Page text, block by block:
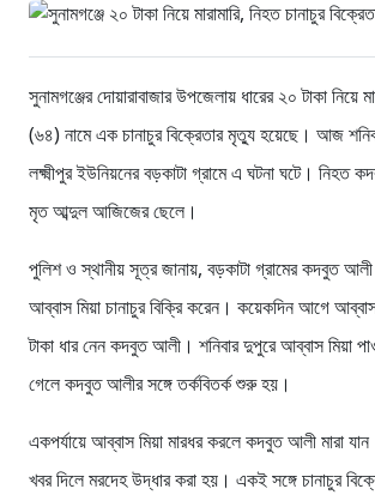
সুনামগঞ্জের দোয়ারাবাজার উপজেলায় ধারের ২০ টাকা নিয়ে
(৬৪) নামে এক চানাচুর বিক্রেতার মৃত্যু হয়েছে। আজ
লক্ষ্মীপুর ইউনিয়নের বড়কাটা গ্রামে এ ঘটনা ঘটে। নিহত
মৃত আব্দুল আজিজের ছেলে।
পুলিশ ও স্থানীয় সূত্র জানায়, বড়কাটা গ্রামের কদবুত
আব্বাস মিয়া চানাচুর বিক্রি করেন। কয়েকদিন আগে
টাকা ধার নেন কদবুত আলী। শনিবার দুপুরে আব্বাস মিয়া
গেলে কদবুত আলীর সঙ্গে তর্কবিতর্ক শুরু হয়।
একপর্যায়ে আব্বাস মিয়া মারধর করলে কদবুত আলী মারা
খবর দিলে মরদেহ উদ্ধার করা হয়। একই সঙ্গে চানাচুর